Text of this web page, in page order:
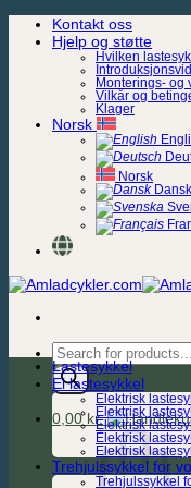
Skip
Kontakt oss
Hjelp og støtte
Hvilken
Monterings- og
Vilkår og
Klager
Norsk
Norsk
Dansk
Products
search
0,00kr.
Lastesykkel
El lastesykkel
Elektrisk
Elektrisk
Elektrisk
Elektrisk
Elektrisk
Trehjulssykkel for
Trehjulssykkel